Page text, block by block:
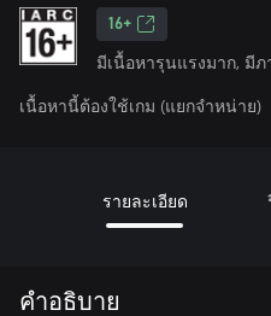
16+
มีเนื้อหารุนแรงมาก, มี
เนื้อหานี้ต้องใช้เกม (แยกจำหน่าย)
รายละเอียด
คำอธิบาย